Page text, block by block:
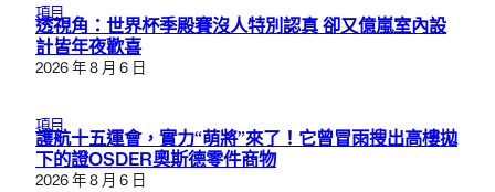
項目
透視角：世界杯季殿賽沒人特別認真 卻又億嵐室內設
計皆年夜歡喜
2026 年 8 月 6 日
項目
護航十五運會，實力“萌將”來了！它曾冒雨搜出高樓拋
下的證OSDER奧斯德零件商物
2026 年 8 月 6 日